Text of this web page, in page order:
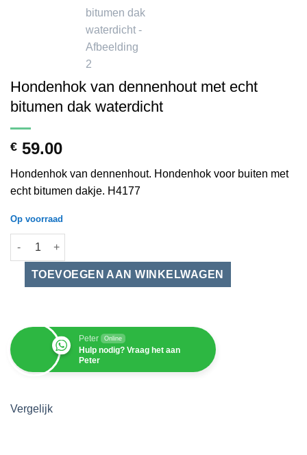
Hondenhok van dennenhout met echt
bitumen dak waterdicht
€ 59.00
Hondenhok van dennenhout. Hondenhok voor buiten met
echt bitumen dakje. H4177
Op voorraad
Hondenhok van dennenhout met echt bitumen dak waterdicht
Peter Online
Hulp nodig? Vraag het aan
Peter
Vergelijk